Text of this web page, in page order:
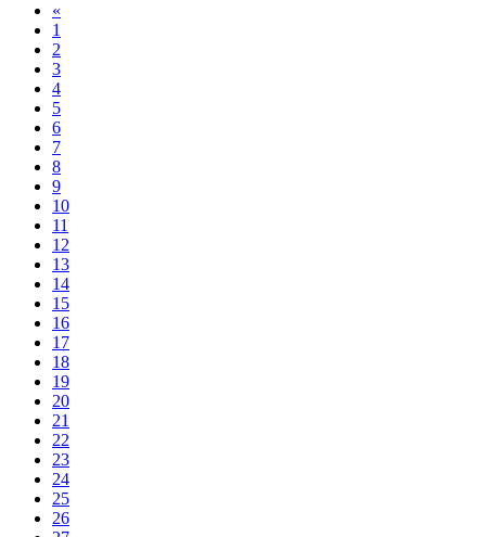
«
1
2
3
4
5
6
7
8
9
10
11
12
13
14
15
16
17
18
19
20
21
22
23
24
25
26